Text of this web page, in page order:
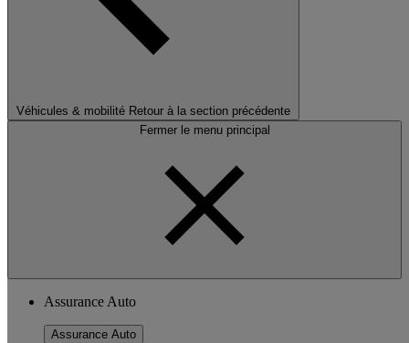
Véhicules & mobilité Retour à la section précédente
Fermer le menu principal
Assurance Auto
Assurance Auto